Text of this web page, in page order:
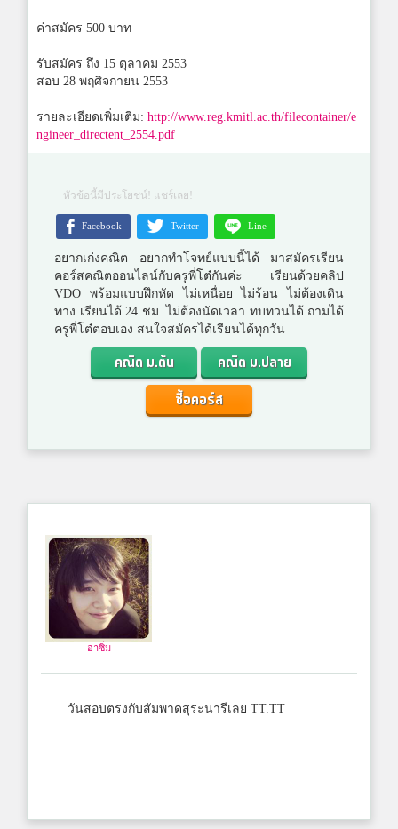
ค่าสมัคร 500 บาท
รับสมัคร ถึง 15 ตุลาคม 2553
สอบ 28 พฤศิจกายน 2553
รายละเอียดเพิ่มเติม: http://www.reg.kmitl.ac.th/filecontainer/e
ngineer_directent_2554.pdf
หัวข้อนี้มีประโยชน์! แชร์เลย!
Facebook Twitter Line
อยากเก่งคณิต อยากทำโจทย์แบบนี้ได้ มาสมัครเรียน
คอร์สคณิตออนไลน์กับครูพี่โต๋กันค่ะ เรียนด้วยคลิป
VDO พร้อมแบบฝึกหัด ไม่เหนื่อย ไม่ร้อน ไม่ต้องเดิน
ทาง เรียนได้ 24 ชม. ไม่ต้องนัดเวลา ทบทวนได้ ถามได้
ครูพี่โต๋ตอบเอง สนใจสมัครได้เรียนได้ทุกวัน
คณิต ม.ต้น
คณิต ม.ปลาย
ซื้อคอร์ส
อาซิ่ม
วันสอบตรงกับสัมพาดสุระนารีเลย TT.TT